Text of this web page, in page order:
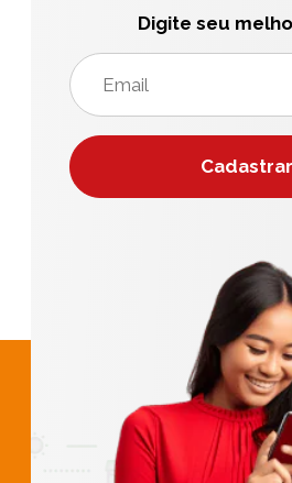
Digite seu